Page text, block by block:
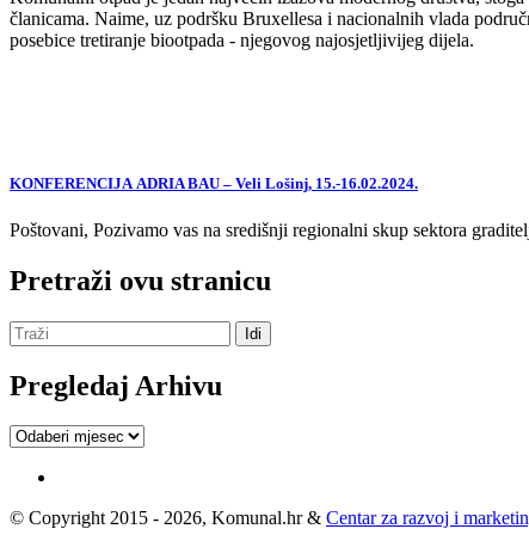
članicama. Naime, uz podršku Bruxellesa i nacionalnih vlada
posebice tretiranje biootpada - njegovog najosjetljivijeg dijela.
KONFERENCIJA ADRIA BAU – Veli Lošinj, 15.-16.02.2024.
Poštovani, Pozivamo vas na središnji regionalni skup sektora
Pretraži ovu stranicu
Pregledaj Arhivu
Pregledaj
© Copyright 2015 - 2026, Komunal.hr & Centar za razvoj i